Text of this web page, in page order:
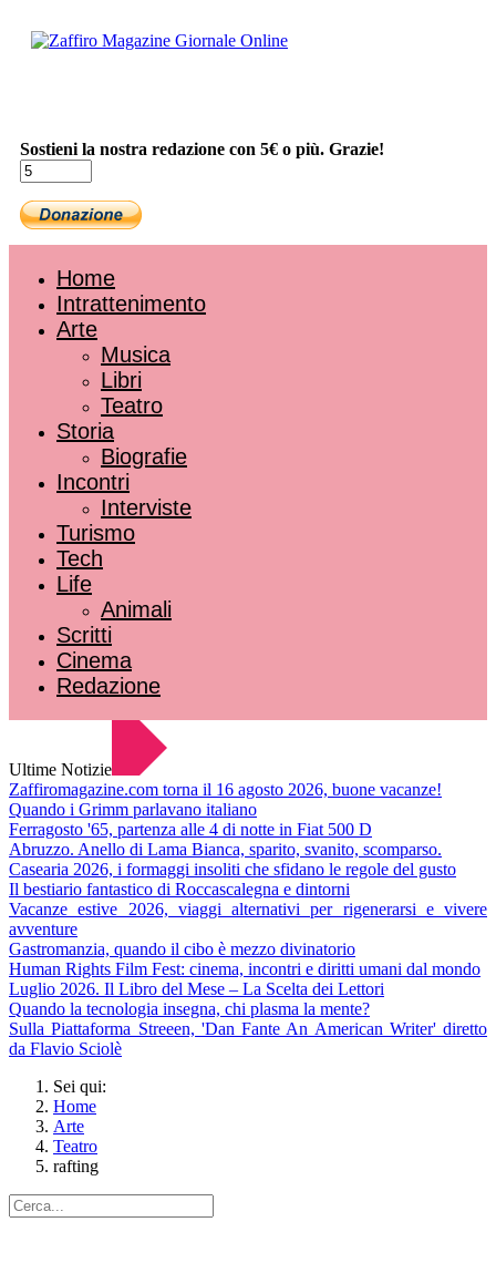
Sostieni la nostra redazione con 5€ o più. Grazie!
Home
Intrattenimento
Arte
Musica
Libri
Teatro
Storia
Biografie
Incontri
Interviste
Turismo
Tech
Life
Animali
Scritti
Cinema
Redazione
Ultime Notizie
Zaffiromagazine.com torna il 16 agosto 2026, buone vacanze!
Quando i Grimm parlavano italiano
Ferragosto '65, partenza alle 4 di notte in Fiat 500 D
Abruzzo. Anello di Lama Bianca, sparito, svanito, scomparso.
Casearia 2026, i formaggi insoliti che sfidano le regole del gusto
Il bestiario fantastico di Roccascalegna e dintorni
Vacanze estive 2026, viaggi alternativi per rigenerarsi e vivere
avventure
Gastromanzia, quando il cibo è mezzo divinatorio
Human Rights Film Fest: cinema, incontri e diritti umani dal mondo
Luglio 2026. Il Libro del Mese – La Scelta dei Lettori
Quando la tecnologia insegna, chi plasma la mente?
Sulla Piattaforma Streeen, 'Dan Fante An American Writer' diretto
da Flavio Sciolè
Sei qui:
Home
Arte
Teatro
rafting